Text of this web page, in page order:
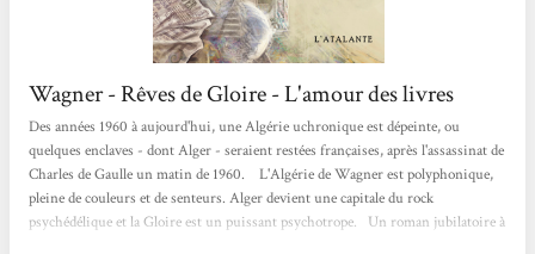
Wagner - Rêves de Gloire - L'amour des livres
Des années 1960 à aujourd'hui, une Algérie uchronique est dépeinte, ou
quelques enclaves - dont Alger - seraient restées françaises, après l'assassinat de
Charles de Gaulle un matin de 1960. L'Algérie de Wagner est polyphonique,
pleine de couleurs et de senteurs. Alger devient une capitale du rock
psychédélique et la Gloire est un puissant psychotrope. Un roman jubilatoire à